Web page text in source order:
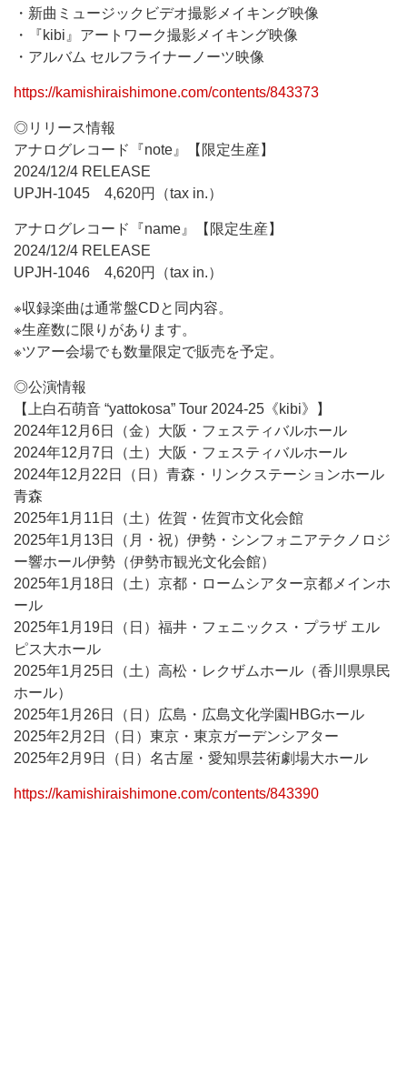
・新曲ミュージックビデオ撮影メイキング映像
・『kibi』アートワーク撮影メイキング映像
・アルバム セルフライナーノーツ映像
https://kamishiraishimone.com/contents/843373
◎リリース情報
アナログレコード『note』【限定生産】
2024/12/4 RELEASE
UPJH-1045 4,620円（tax in.）
アナログレコード『name』【限定生産】
2024/12/4 RELEASE
UPJH-1046 4,620円（tax in.）
※収録楽曲は通常盤CDと同内容。
※生産数に限りがあります。
※ツアー会場でも数量限定で販売を予定。
◎公演情報
【上白石萌音 “yattokosa” Tour 2024-25《kibi》】
2024年12月6日（金）大阪・フェスティバルホール
2024年12月7日（土）大阪・フェスティバルホール
2024年12月22日（日）青森・リンクステーションホール
青森
2025年1月11日（土）佐賀・佐賀市文化会館
2025年1月13日（月・祝）伊勢・シンフォニアテクノロジ
ー響ホール伊勢（伊勢市観光文化会館）
2025年1月18日（土）京都・ロームシアター京都メインホ
ール
2025年1月19日（日）福井・フェニックス・プラザ エル
ピス大ホール
2025年1月25日（土）高松・レクザムホール（香川県県民
ホール）
2025年1月26日（日）広島・広島文化学園HBGホール
2025年2月2日（日）東京・東京ガーデンシアター
2025年2月9日（日）名古屋・愛知県芸術劇場大ホール
https://kamishiraishimone.com/contents/843390